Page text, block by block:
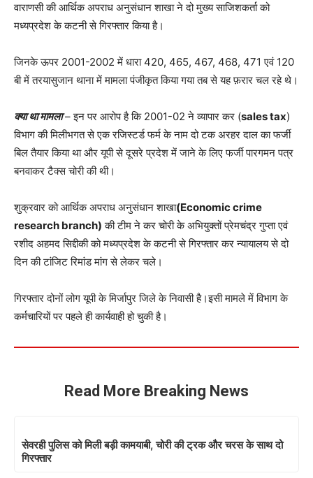
वाराणसी की आर्थिक अपराध अनुसंधान शाखा ने दो मुख्य साजिशकर्ता को
मध्यप्रदेश के कटनी से गिरफ्तार किया है।
जिनके ऊपर 2001-2002 में धारा 420, 465, 467, 468, 471 एवं 120
बी में तरयासुजान थाना में मामला पंजीकृत किया गया तब से यह फ़रार चल रहे थे।
क्या था मामला– इन पर आरोप है कि 2001-02 ने व्यापार कर (sales tax)
विभाग की मिलीभगत से एक रजिस्टर्ड फर्म के नाम दो टक अरहर दाल का फर्जी
बिल तैयार किया था और यूपी से दूसरे प्रदेश में जाने के लिए फर्जी पारगमन पत्र
बनवाकर टैक्स चोरी की थी।
शुक्रवार को आर्थिक अपराध अनुसंधान शाखा(Economic crime
research branch) की टीम ने कर चोरी के अभियुक्तों प्रेमचंद्र गुप्ता एवं
रशीद अहमद सिद्दीकी को मध्यप्रदेश के कटनी से गिरफ्तार कर न्यायालय से दो
दिन की टांजिट रिमांड मांग से लेकर चले।
गिरफ्तार दोनों लोग यूपी के मिर्जापुर जिले के निवासी है।इसी मामले में विभाग के
कर्मचारियों पर पहले ही कार्यवाही हो चुकी है।
Read More Breaking News
सेवरही पुलिस को मिली बड़ी कामयाबी, चोरी की ट्रक और चरस के साथ दो
गिरफ्तार